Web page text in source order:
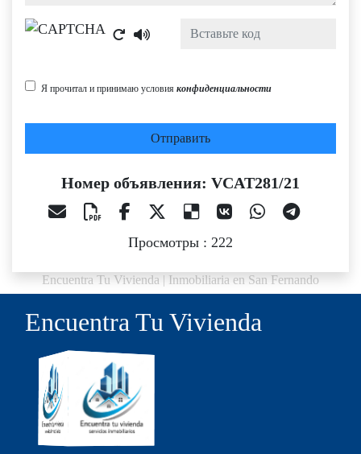
Captcha
Я прочитал и принимаю условия конфиденциальности
Отправить
Номер объявления: VCAT281/21
Просмотры : 222
Encuentra Tu Vivienda | Inmobiliaria en San Fernando
Encuentra Tu Vivienda